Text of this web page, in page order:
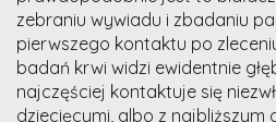
zebraniu wywiadu i zbadaniu
pierwszego kontaktu po
badań krwi widzi ewidentnie
najczęściej kontaktuje się
dziecięcymi, albo z najbliższym